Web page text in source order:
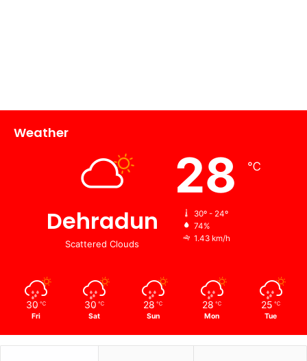
Weather
Dehradun
Scattered Clouds
28 ℃
30º - 24º
74%
1.43 km/h
30 ℃
Fri
30 ℃
Sat
28 ℃
Sun
28 ℃
Mon
25 ℃
Tue